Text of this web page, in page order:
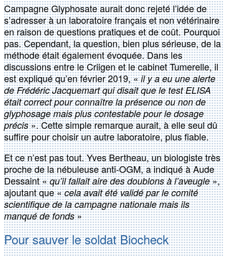
Campagne Glyphosate aurait donc rejeté l’idée de
s’adresser à un laboratoire français et non vétérinaire
en raison de questions pratiques et de coût. Pourquoi
pas. Cependant, la question, bien plus sérieuse, de la
méthode était également évoquée. Dans les
discussions entre le Criigen et le cabinet Tumerelle, il
est expliqué qu’en février 2019, «il y a eu une alerte
de Frédéric Jacquemart qui disait que le test ELISA
était correct pour connaître la présence ou non de
glyphosage mais plus contestable pour le dosage
précis». Cette simple remarque aurait, à elle seul dû
suffire pour choisir un autre laboratoire, plus fiable.
Et ce n’est pas tout. Yves Bertheau, un biologiste très
proche de la nébuleuse anti-OGM, a indiqué à Aude
Dessaint «qu’il fallait aire des doublons à l’aveugle»,
ajoutant que «cela avait été validé par le comité
scientifique de la campagne nationale mais ils
manqué de fonds»
Pour sauver le soldat Biocheck